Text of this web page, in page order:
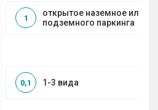
открытое наземное или на
подземного паркинга
1
1-3 вида
0,1